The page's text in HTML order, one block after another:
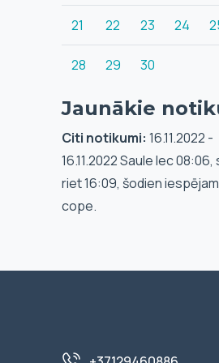
21 22 23 24
28 29 30
Jaunākie
Citi notikumi: 16.11.2022 -
16.11.2022 Saule lec 08:06,
riet 16:09, šodien
cope.